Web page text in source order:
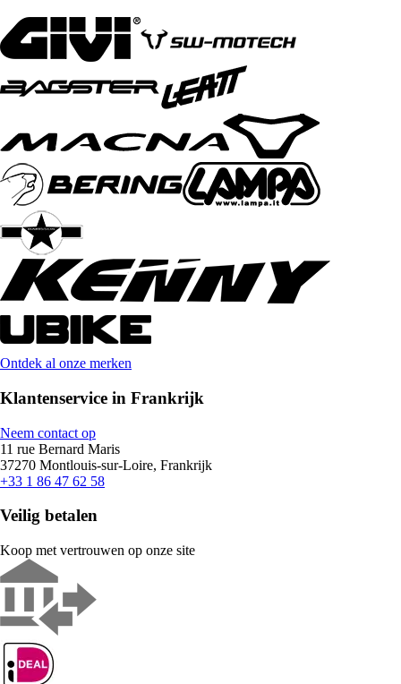
Ontdek al onze merken
Klantenservice in Frankrijk
Neem contact op
11 rue Bernard Maris
37270 Montlouis-sur-Loire, Frankrijk
+33 1 86 47 62 58
Veilig betalen
Koop met vertrouwen op onze site